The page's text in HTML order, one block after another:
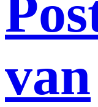
van